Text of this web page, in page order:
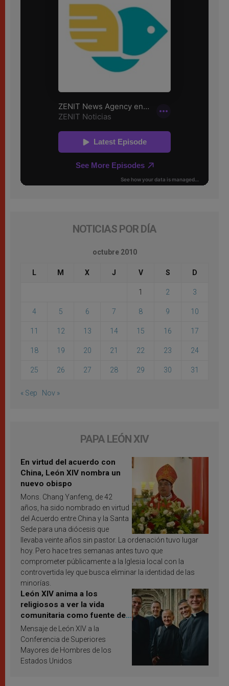
NOTICIAS POR DÍA
octubre 2010
L M X J V S D
1 2 3
4 5 6 7 8 9 10
11 12 13 14 15 16 17
18 19 20 21 22 23 24
25 26 27 28 29 30 31
« Sep Nov »
PAPA LEÓN XIV
En virtud del acuerdo con
China, León XIV nombra un
nuevo obispo
Mons. Chang Yanfeng, de 42
años, ha sido nombrado en virtud
del Acuerdo entre China y la Santa
Sede para una diócesis que
llevaba veinte años sin pastor. La ordenación tuvo lugar
hoy. Pero hace tres semanas antes tuvo que
comprometer públicamente a la Iglesia local con la
controvertida ley que busca eliminar la identidad de las
minorías.
León XIV anima a los
religiosos a ver la vida
comunitaria como fuente de
inspiración y santificación
Mensaje de León XIV a la
Conferencia de Superiores
Mayores de Hombres de los
Estados Unidos